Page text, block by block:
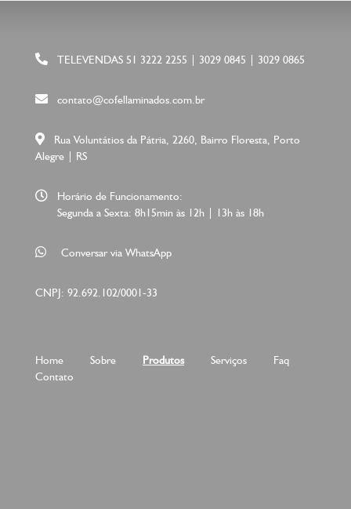
TELEVENDAS 51 3222 2255 | 3029 0845 | 3029 0865
contato@cofellaminados.com.br
Rua Voluntátios da Pátria, 2260, Bairro Floresta, Porto
Alegre | RS
Horário de Funcionamento:
Segunda a Sexta: 8h15min às 12h | 13h às 18h
Conversar via WhatsApp
CNPJ: 92.692.102/0001-33
Home Sobre Produtos Serviços
Faq
Contato